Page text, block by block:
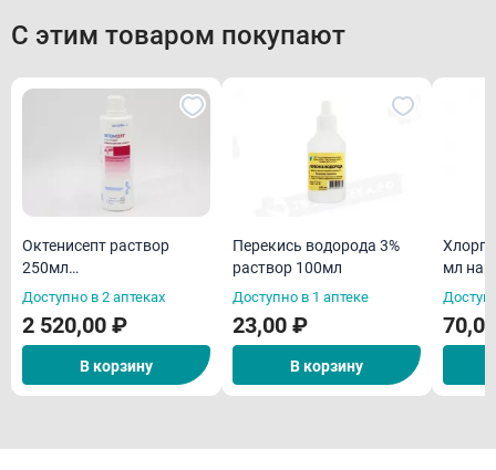
С этим товаром покупают
Октенисепт раствор
250мл
(дезинфицирующее ср-
Доступно в 2 аптеках
2 520,00 ₽
В корзину
Перекись водорода 3%
раствор 100мл
Доступно в 1 аптеке
23,00 ₽
В корзину
мл